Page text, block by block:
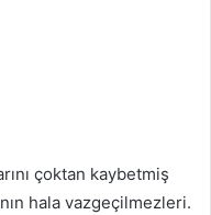
çoktan kaybetmiş
hala vazgeçilmezleri.